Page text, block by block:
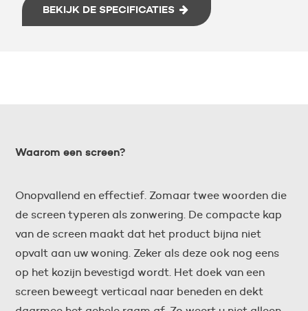
BEKIJK DE SPECIFICATIES
Waarom een screen?
Onopvallend en effectief. Zomaar twee woorden die
de screen typeren als zonwering. De compacte kap
van de screen maakt dat het product bijna niet
opvalt aan uw woning. Zeker als deze ook nog eens
op het kozijn bevestigd wordt. Het doek van een
screen beweegt verticaal naar beneden en dekt